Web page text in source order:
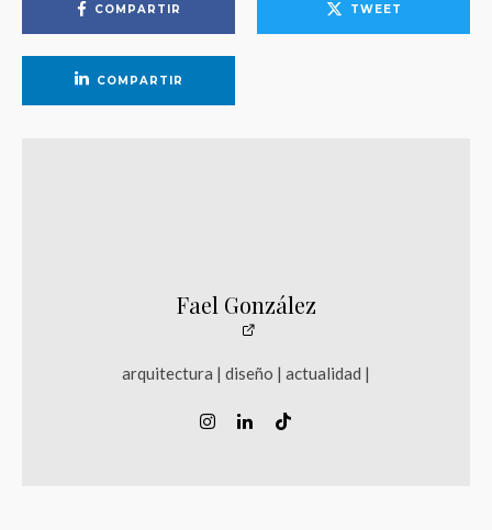
COMPARTIR TWEET
COMPARTIR
Fael González
arquitectura | diseño | actualidad |